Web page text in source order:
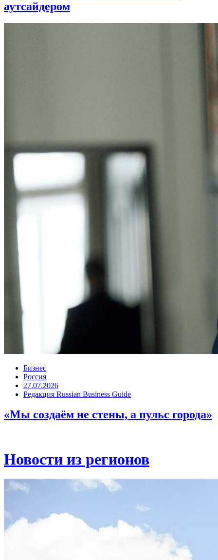
аутсайдером
Бизнес
Россия
27.07.2026
Редакция Russian Business Guide
«Мы создаём не стены, а пульс города»
Новости из регионов